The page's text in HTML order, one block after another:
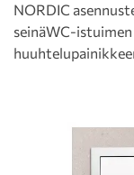
NORDIC
seinäWC-